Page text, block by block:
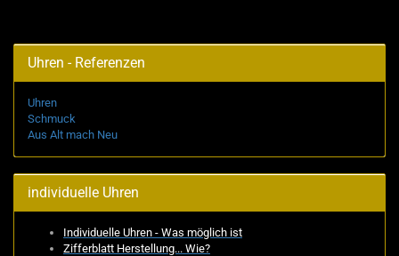
Uhren - Referenzen
Uhren
Schmuck
Aus Alt mach Neu
individuelle Uhren
Individuelle Uhren - Was möglich ist
Zifferblatt Herstellung... Wie?